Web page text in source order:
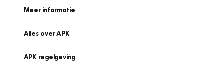
Meer informatie
Alles over APK
APK regelgeving